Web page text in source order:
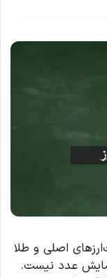
اصلی و طلا
عدد نیست.